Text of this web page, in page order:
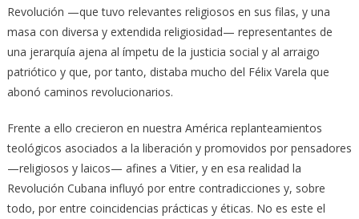
Revolución —que tuvo relevantes religiosos en sus filas, y una
masa con diversa y extendida religiosidad— representantes de
una jerarquía ajena al ímpetu de la justicia social y al arraigo
patriótico y que, por tanto, distaba mucho del Félix Varela que
abonó caminos revolucionarios.
Frente a ello crecieron en nuestra América replanteamientos
teológicos asociados a la liberación y promovidos por pensadores
—religiosos y laicos— afines a Vitier, y en esa realidad la
Revolución Cubana influyó por entre contradicciones y, sobre
todo, por entre coincidencias prácticas y éticas. No es este el